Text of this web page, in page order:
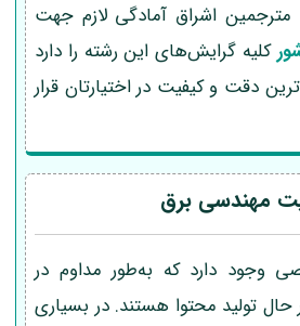
مترجمین اشراق آمادگی لازم جهت
کلیه گرایش‌های این رشته را دارد
دقت و کیفیت در اختیارتان قرار
مهندسی برق
دارد که به‌طور مداوم در
تولید محتوا هستند. در بسیاری